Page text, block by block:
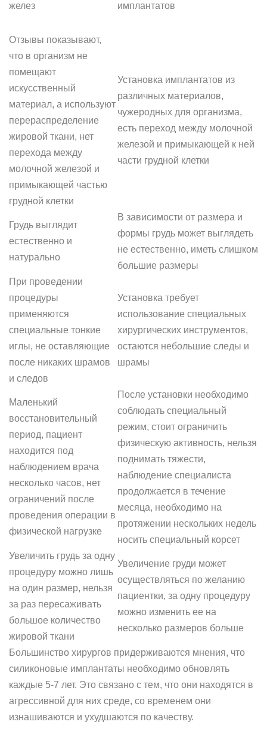
желез
имплантатов
Отзывы показывают,
что в организм не
помещают
искусственный
материал, а используют
перераспределение
жировой ткани, нет
перехода между
молочной железой и
примыкающей частью
грудной клетки
Установка имплантатов из
различных материалов,
чужеродных для организма,
есть переход между молочной
железой и примыкающей к ней
части грудной клетки
Грудь выглядит
естественно и
натурально
В зависимости от размера и
формы грудь может выглядеть
не естественно, иметь слишком
большие размеры
При проведении
процедуры
применяются
специальные тонкие
иглы, не оставляющие
после никаких шрамов
и следов
Установка требует
использование специальных
хирургических инструментов,
остаются небольшие следы и
шрамы
Маленький
восстановительный
период, пациент
находится под
наблюдением врача
несколько часов, нет
ограничений после
проведения операции в
физической нагрузке
После установки необходимо
соблюдать специальный
режим, стоит ограничить
физическую активность, нельзя
поднимать тяжести,
наблюдение специалиста
продолжается в течение
месяца, необходимо на
протяжении нескольких недель
носить специальный корсет
Увеличить грудь за одну
процедуру можно лишь
на один размер, нельзя
за раз пересаживать
большое количество
жировой ткани
Увеличение груди может
осуществляться по желанию
пациентки, за одну процедуру
можно изменить ее на
несколько размеров больше
Большинство хирургов придерживаются мнения, что
силиконовые имплантаты необходимо обновлять
каждые 5-7 лет. Это связано с тем, что они находятся в
агрессивной для них среде, со временем они
изнашиваются и ухудшаются по качеству.